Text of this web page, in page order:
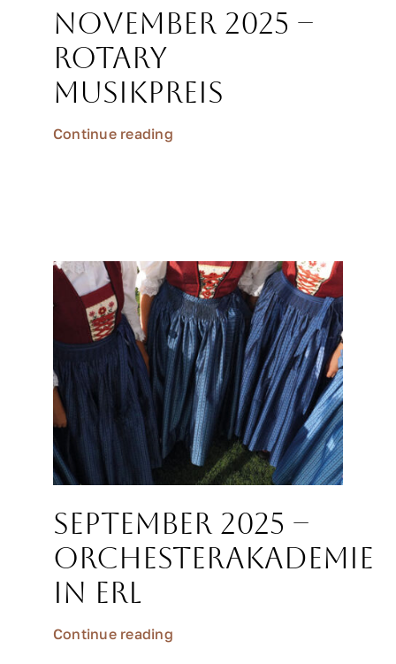
November 2025 –
Rotary
Musikpreis
Continue reading
September 2025 –
Orchesterakademie
in Erl
Continue reading